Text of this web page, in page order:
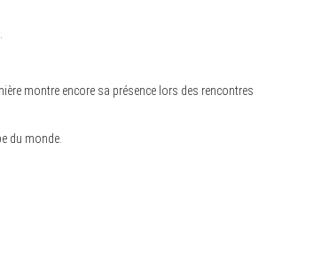
montre encore sa présence lors des rencontres
du monde.